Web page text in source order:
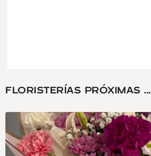
FLORISTERÍAS PRÓXIMAS ...